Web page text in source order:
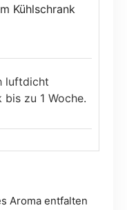
Kühlschrank
luftdicht
bis zu 1 Woche.
Aroma entfalten